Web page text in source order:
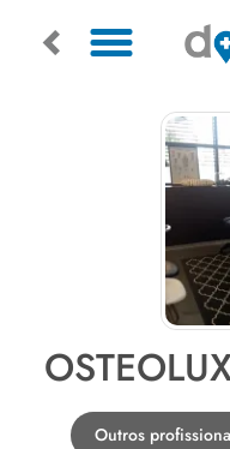
Outros